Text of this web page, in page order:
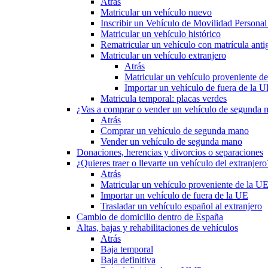
Matricular un vehículo nuevo
Inscribir un Vehículo de Movilidad
Matricular un vehículo histórico
Rematricular un vehículo con matrícula
Matricular un vehículo extranjero
Atrás
Matricular un vehículo proveniente
Importar un vehículo de fuera de la
Matricula temporal: placas verdes
¿Vas a comprar o vender un vehículo de segunda
Atrás
Comprar un vehículo de segunda mano
Vender un vehículo de segunda mano
Donaciones, herencias y divorcios o separaciones
¿Quieres traer o llevarte un vehículo del
Atrás
Matricular un vehículo proveniente de la UE
Importar un vehículo de fuera de la UE
Trasladar un vehículo español al extranjero
Cambio de domicilio dentro de España
Altas, bajas y rehabilitaciones de vehículos
Atrás
Baja temporal
Baja definitiva